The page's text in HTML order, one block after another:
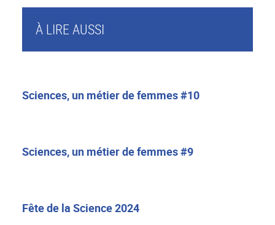
À LIRE AUSSI
Sciences, un métier de femmes #10
Sciences, un métier de femmes #9
Fête de la Science 2024